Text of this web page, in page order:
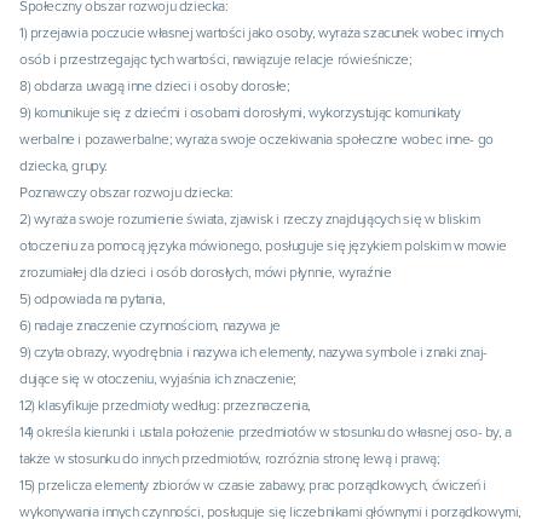
Społeczny obszar rozwoju dziecka:
1) przejawia poczucie własnej wartości jako osoby, wyraża szacunek wobec innych
osób i przestrzegając tych wartości, nawiązuje relacje rówieśnicze;
8) obdarza uwagą inne dzieci i osoby dorosłe;
9) komunikuje się z dziećmi i osobami dorosłymi, wykorzystując komunikaty
werbalne i pozawerbalne; wyraża swoje oczekiwania społeczne wobec inne- go
dziecka, grupy.
Poznawczy obszar rozwoju dziecka:
2) wyraża swoje rozumienie świata, zjawisk i rzeczy znajdujących się w bliskim
otoczeniu za pomocą języka mówionego, posługuje się językiem polskim w mowie
zrozumiałej dla dzieci i osób dorosłych, mówi płynnie, wyraźnie
5) odpowiada na pytania,
6) nadaje znaczenie czynnościom, nazywa je
9) czyta obrazy, wyodrębnia i nazywa ich elementy, nazywa symbole i znaki znaj-
dujące się w otoczeniu, wyjaśnia ich znaczenie;
12) klasyfikuje przedmioty według: przeznaczenia,
14) określa kierunki i ustala położenie przedmiotów w stosunku do własnej oso- by, a
także w stosunku do innych przedmiotów, rozróżnia stronę lewą i prawą;
15) przelicza elementy zbiorów w czasie zabawy, prac porządkowych, ćwiczeń i
wykonywania innych czynności, posługuje się liczebnikami głównymi i porządkowymi,